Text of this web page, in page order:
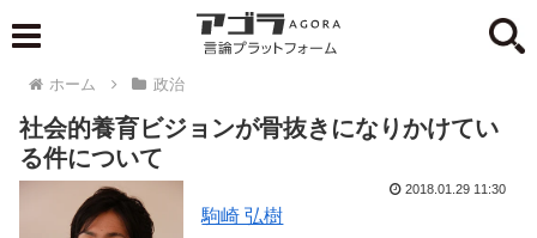
ホーム 政治
社会的養育ビジョンが骨抜きになりかけてい
る件について
駒崎 弘樹
2018.01.29 11:30